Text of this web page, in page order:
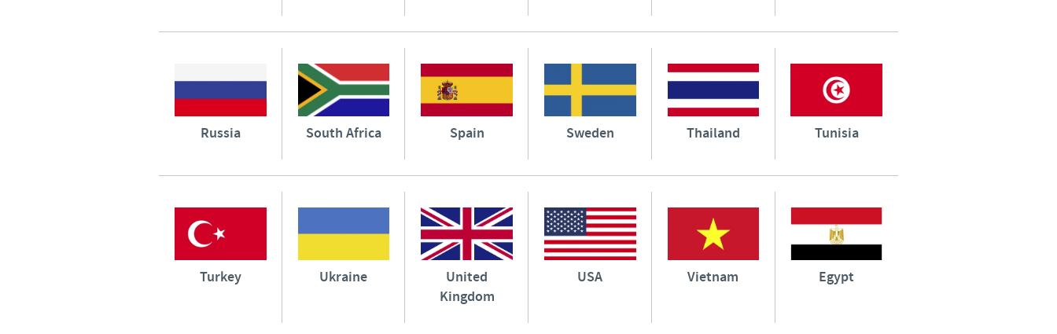
Russia South Africa Spain Sweden Thailand Tunisia
Turkey Ukraine
United
Kingdom
USA Vietnam Egypt